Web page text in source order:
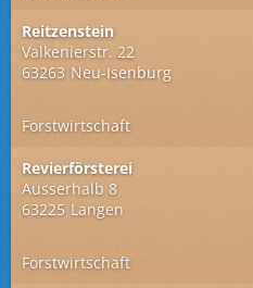
Reitzenstein
Valkenierstr. 22
63263 Neu-Isenburg
Forstwirtschaft
Revierförsterei
Ausserhalb 8
63225 Langen
Forstwirtschaft